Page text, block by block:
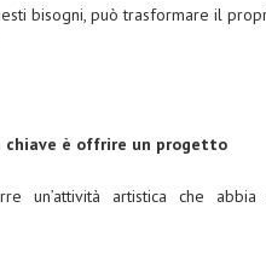
bisogni, può trasformare il
chiave è offrire un progetto
un’attività artistica che